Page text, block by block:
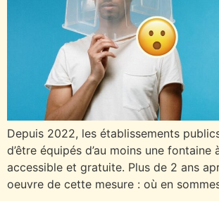
Depuis 2022, les établissements
d’être équipés d’au moins une fontaine
accessible et gratuite. Plus de 2 ans
oeuvre de cette mesure : où en